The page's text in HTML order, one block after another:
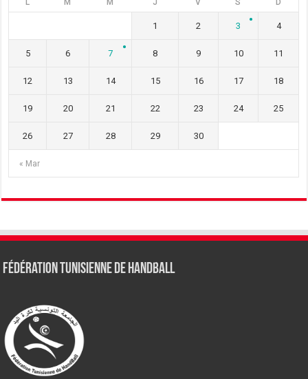
L M M J V S D
« Mar
1 2 3 4
5 6 7 8 9 10 11
12 13 14 15 16 17 18
19 20 21 22 23 24 25
26 27 28 29 30
Fédération tunisienne de Handball